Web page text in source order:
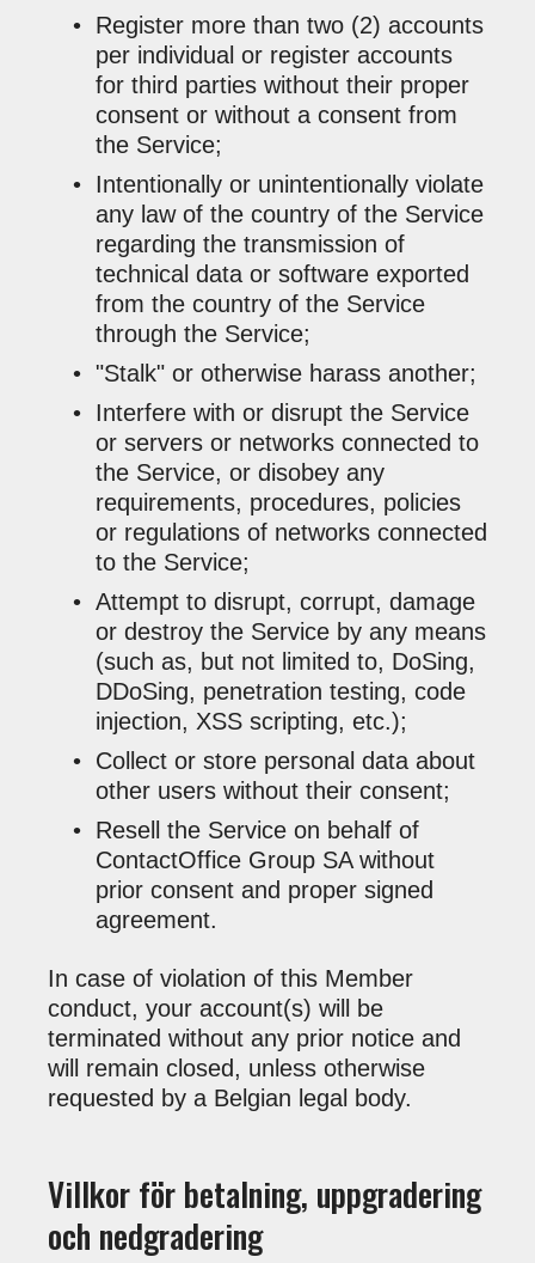
Register more than two (2) accounts
per individual or register accounts
for third parties without their proper
consent or without a consent from
the Service;
Intentionally or unintentionally violate
any law of the country of the Service
regarding the transmission of
technical data or software exported
from the country of the Service
through the Service;
"Stalk" or otherwise harass another;
Interfere with or disrupt the Service
or servers or networks connected to
the Service, or disobey any
requirements, procedures, policies
or regulations of networks connected
to the Service;
Attempt to disrupt, corrupt, damage
or destroy the Service by any means
(such as, but not limited to, DoSing,
DDoSing, penetration testing, code
injection, XSS scripting, etc.);
Collect or store personal data about
other users without their consent;
Resell the Service on behalf of
ContactOffice Group SA without
prior consent and proper signed
agreement.
In case of violation of this Member
conduct, your account(s) will be
terminated without any prior notice and
will remain closed, unless otherwise
requested by a Belgian legal body.
Villkor för betalning, uppgradering
och nedgradering